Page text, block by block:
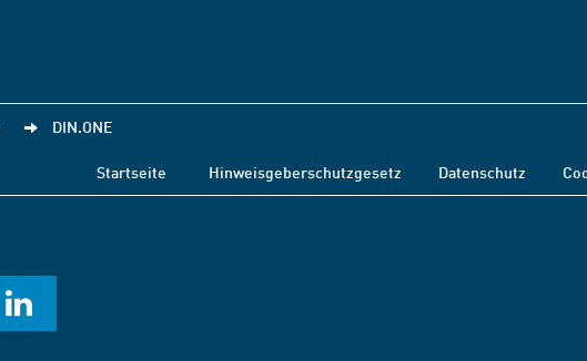
DIN.ONE
Startseite Hinweisgeberschutzgesetz Datenschutz